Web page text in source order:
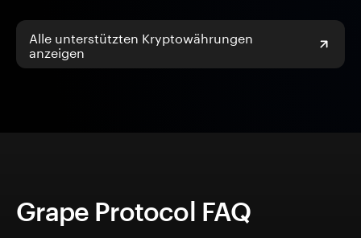
Alle unterstützten Kryptowährungen
anzeigen
Grape Protocol FAQ